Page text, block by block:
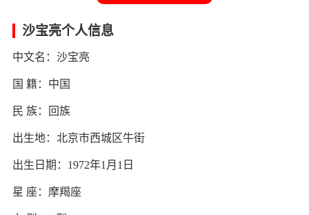
沙宝亮个人信息
中文名：沙宝亮
国 籍：中国
民 族：回族
出生地：北京市西城区牛街
出生日期：1972年1月1日
星 座：摩羯座